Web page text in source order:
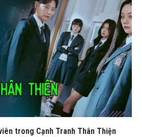
trong Cạnh Tranh Thân Thiện